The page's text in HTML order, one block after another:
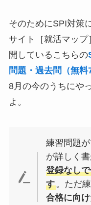
そのためにSPI対策
サイト［就活マップ
開しているこちらの
問題・過去問（無料
8月の今のうちにや
よ。
練習問題
が詳しく
登録なし
す。ただ
合格に向